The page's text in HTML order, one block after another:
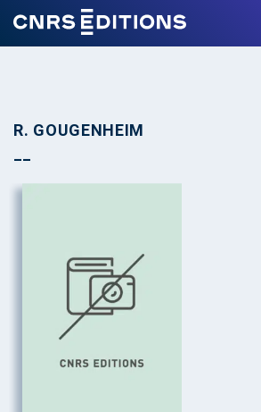
R. GOUGENHEIM